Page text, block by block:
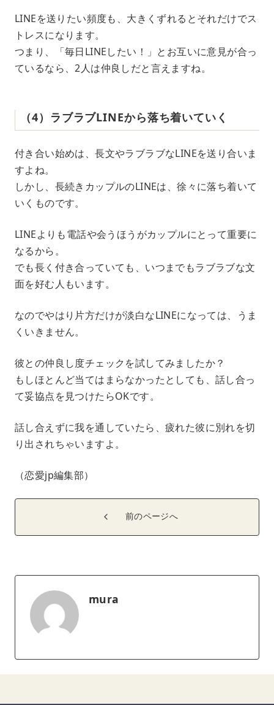
LINEを送りたい頻度も、大きくずれるとそれだけでス
トレスになります。
つまり、「毎日LINEしたい！」とお互いに意見が合っ
ているなら、2人は仲良しだと言えますね。
（4）ラブラブLINEから落ち着いていく
付き合い始めは、長文やラブラブなLINEを送り合いま
すよね。
しかし、長続きカップルのLINEは、徐々に落ち着いて
いくものです。
LINEよりも電話や会うほうがカップルにとって重要に
なるから。
でも長く付き合っていても、いつまでもラブラブな文
面を好む人もいます。
なのでやはり片方だけが淡白なLINEになっては、うま
くいきません。
彼との仲良し度チェックを試してみましたか？
もしほとんど当てはまらなかったとしても、話し合っ
て妥協点を見つけたらOKです。
話し合えずに我を通していたら、疲れた彼に別れを切
り出されちゃいますよ。
（恋愛jp編集部）
前のページへ
mura